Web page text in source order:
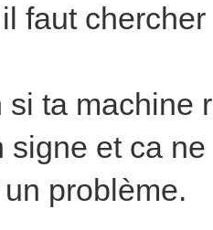
adapter
=
faut
si ta machine
signe et ca
problème.